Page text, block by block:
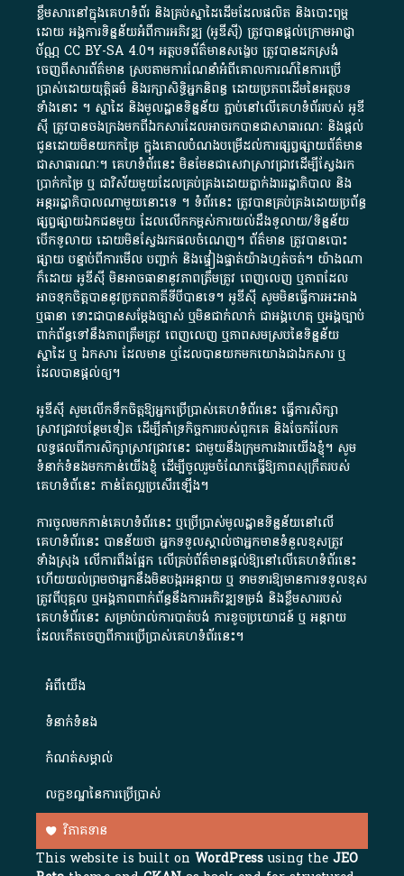
ខ្លឹមសារ​នៅ​ក្នុង​គេហទំព័រ និង​គ្រប់​ស្នា​ដៃ​ដើម​ដែល​ផលិត​ និង​បោះពុម្ព​
ដោយ​ អង្គការ​ទិន្នន័យ​អំពី​ការអភិវឌ្ឍ​​ (អូ​ឌី​ស៊ី)​ ត្រូវ​បាន​ផ្តល់​ក្រោម​អាជ្ញា
ប័ណ្ណ​CC BY-SA 4.0។​ អត្ថបទ​ព័ត៌មាន​សង្ខេប​ ត្រូវ​បាន​ដកស្រង់​
ចេញពី​សារព័ត៌មាន ស្របតាមការ​ណែនាំ​អំពី​គោលការណ៍​នៃ​ការ​ប្រើ
ប្រាស់​ដោយ​យុត្តិធម៌​ និង​រក្សាសិទ្ធិអ្នកនិពន្ធ ដោយ​ប្រភពដើម​នៃ​​អត្ថបទ
ទាំង​នោះ​ ។​ ស្នាដៃ​ និង​មូលដ្ឋាន​ទិន្នន័យ ​ភ្ជាប់​នៅ​លើ​គេហទំព័រ​របស់​ អូ​ឌី​
ស៊ី​ ត្រូវ​បាន​ចងក្រង​មក​ពី​ឯកសារ​ដែល​អាច​រក​បានជា​សាធារណៈ​ និង​ផ្តល់​
ជូន​ដោយ​មិន​យក​កម្រៃ​ ក្នុង​គោលបំណង​បម្រើ​ដល់ការ​ផ្សព្វផ្សាយ​ព័ត៌មាន​
ជា​សាធារណៈ​។​ គេហទំព័រ​នេះ​ មិនមែន​ជា​សេវា​ស្រាវជ្រាវ​ដើម្បី​ស្វែងរក
ប្រាក់​កម្រៃ​ ឬ​ ជា​វិស័យ​មួយ​ដែល​គ្រប់គ្រង​ដោយ​ភ្នាក់ងារ​រដ្ឋាភិបាល​ និង ​
អន្តររដ្ឋាភិបាល​ណាមួយ​នោះ​ទេ ​។​ ទំព័រ​នេះ​ ត្រូវ​បាន​គ្រប់គ្រង​ដោយ​ប្រព័ន្ធ​
ផ្សព្វផ្សាយ​ឯកជន​មួយ​ ដែល​លើកកម្ពស់​ការ​យល់​ដឹង​ទូលាយ​/​ទិន្នន័យ​
បើក​ទូលាយ​ ដោយ​មិនស្វែង​រក​ផល​ចំណេញ​។​ ព័ត៌មាន​ ត្រូវ​បាន​បោះ
ផ្សាយ​ បន្ទាប់​ពី​ការ​មើល​ បញ្ជាក់​ និង​ផ្ទៀងផ្ទាត់​យ៉ាង​ហ្មត់ចត់​។​ យ៉ាងណា​
ក៏​ដោយ​ អូ​ឌី​ស៊ី​ មិន​អាច​ធានា​នូវ​ភាព​ត្រឹមត្រូវ​ ពេញលេញ​ ឬ​ភាព​ដែល​
អាច​ទុកចិត្ត​បាននូវ​ប្រភព​ភាគី​ទី​បី​បាន​ទេ​។​ អូ​ឌី​ស៊ី​ សូម​មិន​ធ្វើការ​អះអាង​
ឬ​ធានា​ ទោះជា​បាន​សម្តែង​ច្បាស់​ ឬ​មិន​ជាក់លាក់​ ជា​អង្គហេតុ​ ឬ​អង្គច្បាប់​
ពាក់ព័ន្ធ​ទៅ​នឹង​ភាព​ត្រឹមត្រូវ​ ពេញលេញ​ ឬ​ភាព​សម​ស្រប​នៃ​ទិន្នន័យ​
ស្នាដៃ​ ឬ​ ឯកសារ​ ដែល​មាន​ ឬ​ដែល​បាន​យក​មក​យោង​ជា​ឯកសារ​ ឬ​
ដែល​បាន​ផ្តល់​ឲ្យ​។
អូឌីស៊ី សូមលើកទឹកចិត្តឱ្យអ្នកប្រើប្រាស់គេហទំព័រនេះ ធ្វើការសិក្សា
ស្រាវជ្រាវបន្ថែមទៀត ដើម្បីគាំទ្រកិច្ចការ​របស់ពួកគេ និងចែករំលែក
លទ្ធផលពីការសិក្សាស្រាវជ្រាវនេះ ជាមួយនឹងក្រុមការងារយើងខ្ញុំ។ សូម
ទំនាក់ទំនងមកកាន់យើងខ្ញុំ ដើម្បីចូលរួមចំណែកធ្វើឱ្យភាពសុក្រឹតរបស់
គេហទំព័នេះ កាន់តែល្អប្រសើរឡើង។
ការចូលមកកាន់គេហទំព័រនេះ ឬប្រើប្រាស់មូលដ្ឋានទិន្នន័យនៅលើ
គេហទំព័រនេះ បានន័យថា អ្នកទទួលស្គាល់ថាអ្នកមានទំនួលខុសត្រូវ
ទាំងស្រុង លើការពឹងផ្អែក លើគ្រប់ព័ត៌មានផ្តល់ឱ្យនៅលើគេហទំព័រនេះ
ហើយយល់ព្រមថាអ្នកនឹងមិនបង្ករអន្តរាយ ឬ ទាមទារ​ឱ្យមានការទទួលខុស​
ត្រូវពីបុគ្គល ឬអង្គភាពពាក់ព័ន្ធនឹងការអភិវឌ្ឍទម្រង់ និងខ្លឹមសាររបស់
គេហទំព័រនេះ សម្រាប់រាល់ការបាត់បង់ ការខូចប្រយោជន៍ ឬ អន្តរាយ
ដែលកើតចេញពីការប្រើប្រាស់គេហទំព័រនេះ។
អំពី​យើង​
ទំនាក់ទំនង
កំណត់សម្គាល់
លក្ខខណ្ឌនៃការប្រើប្រាស់
វិភាគទាន
This website is built onWordPressusing theJEO